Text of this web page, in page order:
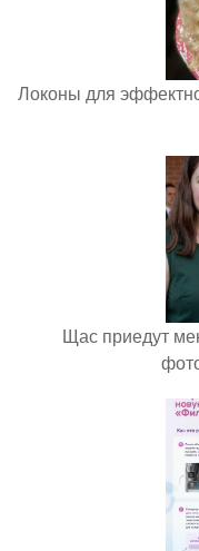
Локоны для
Щас приедут